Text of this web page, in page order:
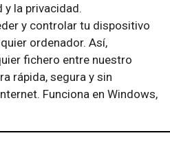
la privacidad.
y controlar tu dispositivo
ordenador. Así,
fichero entre nuestro
rápida, segura y sin
Funciona en Windows,